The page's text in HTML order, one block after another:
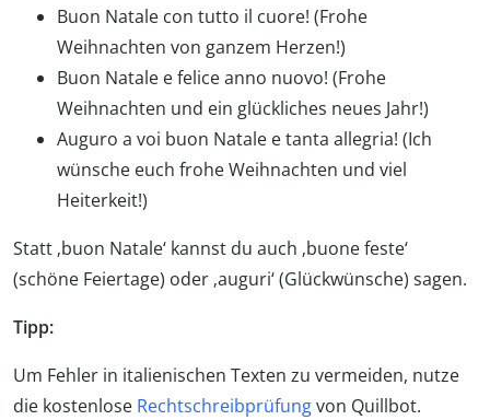
Buon Natale con tutto il cuore! (Frohe
Weihnachten von ganzem Herzen!)
Buon Natale e felice anno nuovo! (Frohe
Weihnachten und ein glückliches neues Jahr!)
Auguro a voi buon Natale e tanta allegria! (Ich
wünsche euch frohe Weihnachten und viel
Heiterkeit!)
Statt ‚buon Natale‘ kannst du auch ‚buone feste‘
(schöne Feiertage) oder ‚auguri‘ (Glückwünsche) sagen.
Tipp:
Um Fehler in italienischen Texten zu vermeiden, nutze
die kostenlose Rechtschreibprüfungvon Quillbot.